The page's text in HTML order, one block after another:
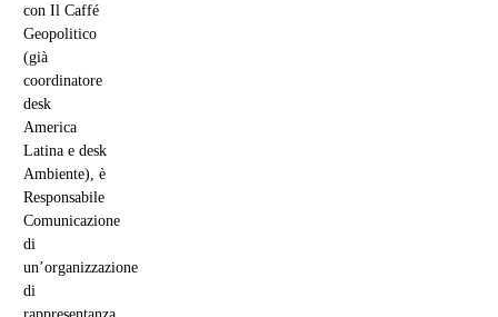
con Il Caffé
Geopolitico
(già
coordinatore
desk
America
Latina e desk
Ambiente), è
Responsabile
Comunicazione
di
un’organizzazione
di